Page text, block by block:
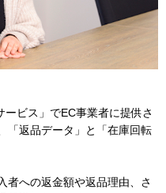
ビス」でEC事業者に提供さ
「返品データ」と「在庫回転
者への返金額や返品理由、さ